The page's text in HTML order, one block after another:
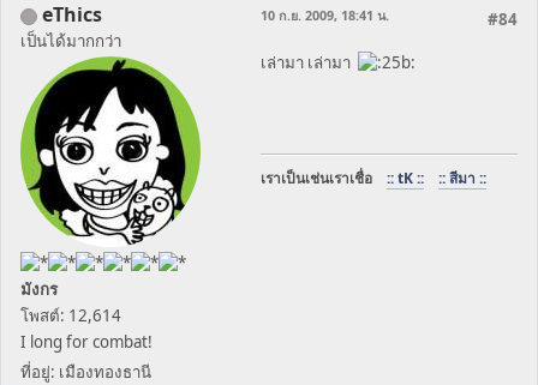
eThics
เป็นได้มากกว่า
มังกร
โพสต์: 12,614
I long for combat!
ที่อยู่: เมืองทองธานี
#84
10 ก.ย. 2009, 18:41 น.
เล่ามา เล่ามา
เราเป็นเช่นเราเชื่อ :: tK :: :: สีมา ::